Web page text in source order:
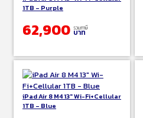
1TB – Purple
62,900 รวมภาษี
บาท
iPad Air 8 M4 13″ Wi-Fi+Cellular
1TB – Blue